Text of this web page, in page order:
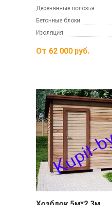
Деревянные полозья:
Бетонные блоки:
Изоляция:
От 62 000 руб.